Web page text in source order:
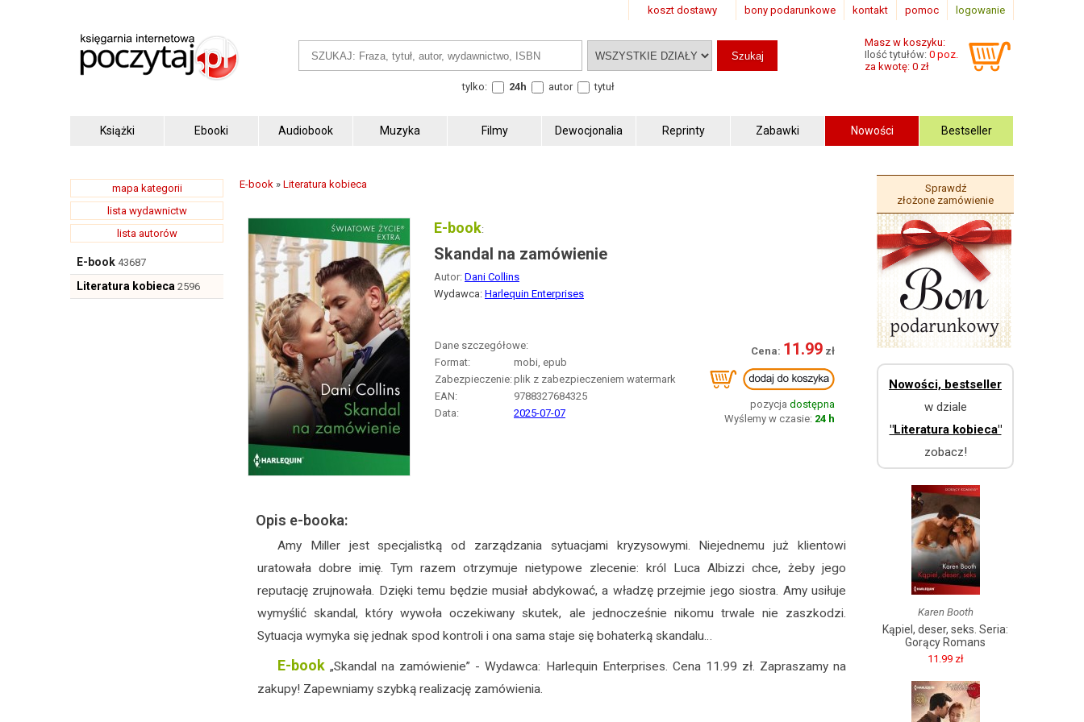
logowanie
pomoc
kontakt
bony podarunkowe
koszt dostawy
Masz w koszyku:
Ilość tytułów: 0 poz.
za kwotę: 0 zł
tylko:
24h autor tytuł
Książki Ebooki Audiobook Muzyka Filmy Dewocjonalia Reprinty Zabawki Nowości Bestseller
mapa kategorii
lista wydawnictw
lista autorów
E-book 43687
Literatura kobieca 2596
E-book » Literatura kobieca
E-book:
Skandal na zamówienie
Autor: Dani Collins
Wydawca: Harlequin Enterprises
Dane szczegółowe:
Format:
mobi, epub
Zabezpieczenie: plik z zabezpieczeniem watermark
EAN:
9788327684325
Data:
2025-07-07
11.99
pozycja dostępna
Wyślemy w czasie: 24 h
Opis e-booka:
Amy Miller jest specjalistką od zarządzania sytuacjami kryzysowymi. Niejednemu już klientowi
uratowała dobre imię. Tym razem otrzymuje nietypowe zlecenie: król Luca Albizzi chce, żeby jego
reputację zrujnowała. Dzięki temu będzie musiał abdykować, a władzę przejmie jego siostra. Amy usiłuje
wymyślić skandal, który wywoła oczekiwany skutek, ale jednocześnie nikomu trwale nie zaszkodzi.
Sytuacja wymyka się jednak spod kontroli i ona sama staje się bohaterką skandalu…
E-book „Skandal na zamówienie” - Wydawca: Harlequin Enterprises. Cena 11.99 zł. Zapraszamy na
zakupy! Zapewniamy szybką realizację zamówienia.
Sprawdź
złożone zamówienie
Nowości, bestseller
w dziale
"Literatura kobieca"
zobacz!
Karen Booth
Kąpiel, deser, seks. Seria:
Gorący Romans
11.99 zł